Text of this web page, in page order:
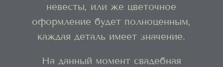
невесты, или же цветочное
оформление будет полноценным,
каждая деталь имеет значение.
На данный момент свадебная